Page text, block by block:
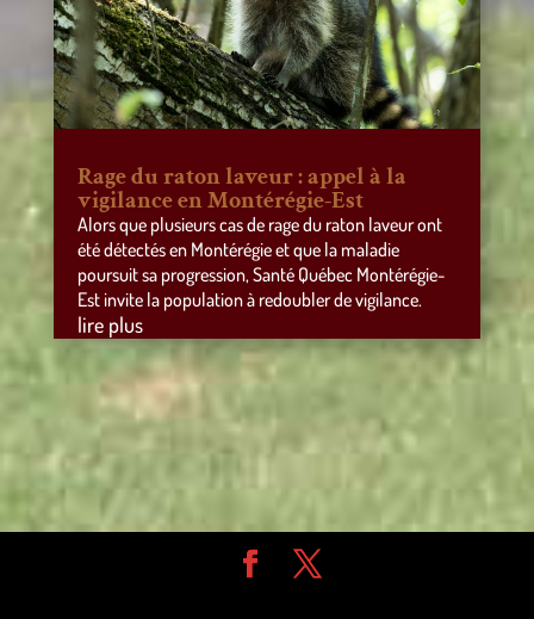
Rage du raton laveur : appel à la
vigilance en Montérégie-Est
Alors que plusieurs cas de rage du raton laveur ont
été détectés en Montérégie et que la maladie
poursuit sa progression, Santé Québec Montérégie-
Est invite la population à redoubler de vigilance.
lire plus